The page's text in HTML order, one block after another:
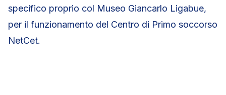
specifico proprio col Museo Giancarlo Ligabue,
per il funzionamento del Centro di Primo soccorso
NetCet.